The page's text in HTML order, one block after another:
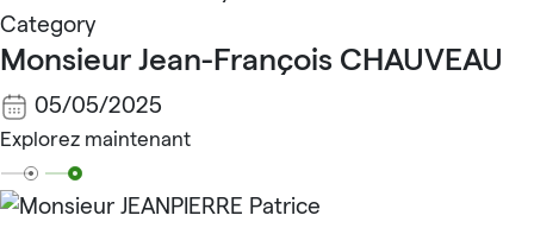
Category
Monsieur Jean-François CHAUVEAU
05/05/2025
Explorez maintenant